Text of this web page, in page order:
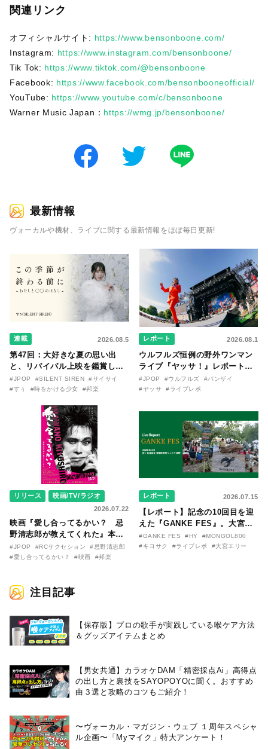
関連リンク
オフィシャルサイト: https://www.bensonboone.com/
Instagram: https://www.instagram.com/bensonboone/
Tik Tok: https://www.tiktok.com/@bensonboone
Facebook: https://www.facebook.com/bensonbooneofficial/
YouTube: https://www.youtube.com/c/bensonboone
Warner Music Japan： https://wmg.jp/bensonboone/
最新情報
ヴォーカルや機材、ライブに関する最新情報をほぼ毎日更新!
連載 2026.08.5
第47回：大好きな夏の思い出
と、リバイバル上映を鑑賞した
『時をかける少女』のおはなし
〜SILENT SIREN・すぅ『この
〇のはなし〜』
#JPOP #SILENT SIREN
#サイサイ
#すぅ
#時をかける少女 #邦楽
レポート 2026.08.1
ウルフルズ恒例の野外ワンマン
ライブ『ヤッサ！』レポート！
リリースから30年を迎えたアル
バム『バンザイ』完全再現に、
た日。
#JPOP #ウルフルズ
#バンザイ
#ヤッサ
#ライブレポ
リリース
映画/TV/ラジオ
2026.07.22
映画『愛し合ってるかい？ 忌
野清志郎が教えてくれた』本予
告映像とキービジュアルがつい
に解禁！ キヨシロー関連商品も
#JPOP #RCサクセション
#忌野清志郎
#愛し合ってるかい？
#映画 #邦楽
レポート 2026.07.15
【レポート】記念の10回目を迎
えた『GANKE FES』。大宮エ
リー作『アイヌの神々の崖』を
前に、キヨサク
#GANKE FES #HY
#MONGOL800
#キヨサク
#ライブレポ #大宮エリー
注目記事
【保存版】プロの歌手が実践している喉ケア⽅法
＆グッズアイテムまとめ
【男女共通】カラオケDAM「精密採点Ai」高得点
の出し方と裏技をSAYOPOYOに聞く。おすすめ
曲３選と攻略のコツもご紹介！
〜ヴォーカル・マガジン・ウェブ １周年スペシャ
ル企画〜「Myマイク」特大アンケート！